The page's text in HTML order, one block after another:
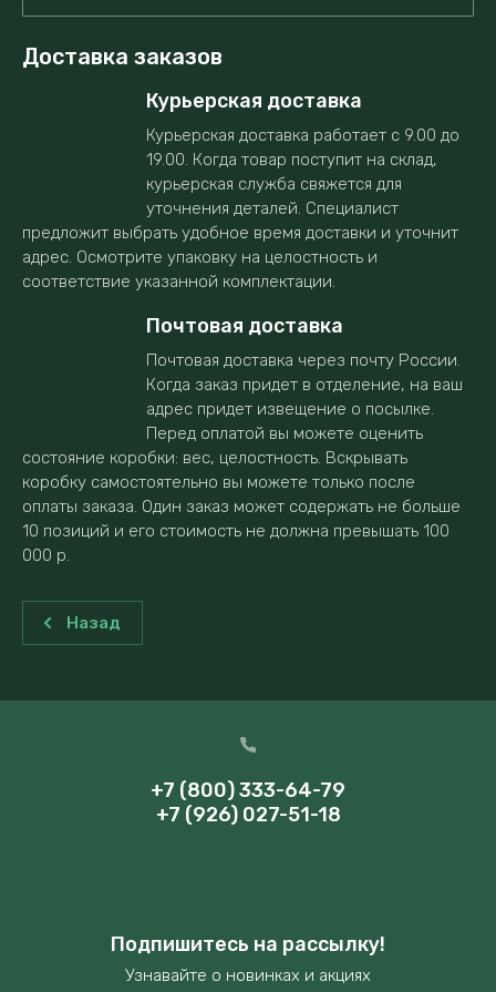
Доставка заказов
Курьерская доставка
Курьерская доставка работает с 9.00 до
19.00. Когда товар поступит на склад,
курьерская служба свяжется для
уточнения деталей. Специалист
предложит выбрать удобное время доставки и уточнит
адрес. Осмотрите упаковку на целостность и
соответствие указанной комплектации.
Почтовая доставка
Почтовая доставка через почту России.
Когда заказ придет в отделение, на ваш
адрес придет извещение о посылке.
Перед оплатой вы можете оценить
состояние коробки: вес, целостность. Вскрывать
коробку самостоятельно вы можете только после
оплаты заказа. Один заказ может содержать не больше
10 позиций и его стоимость не должна превышать 100
000 р.
Назад
+7 (800) 333-64-79
+7 (926) 027-51-18
Подпишитесь на рассылку!
Узнавайте о новинках и акциях